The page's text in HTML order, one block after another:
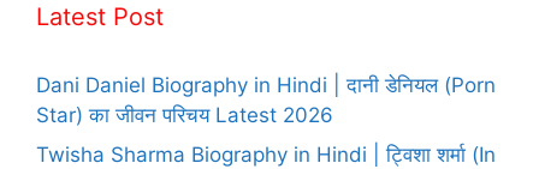
Latest Post
Dani Daniel Biography in Hindi | दानी डेनियल (Porn
Star) का जीवन परिचय Latest 2026
Twisha Sharma Biography in Hindi | ट्विशा शर्मा (In